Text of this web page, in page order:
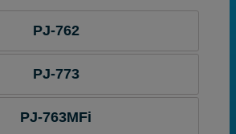
PJ-762
PJ-773
PJ-763MFi